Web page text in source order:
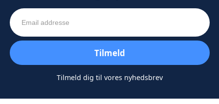
Tilmeld dig til vores nyhedsbrev